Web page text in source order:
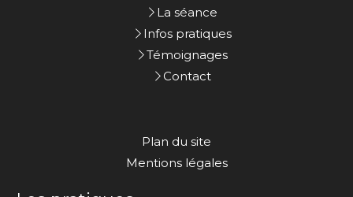
La séance
Infos pratiques
Témoignages
Contact
Plan du site
Mentions légales